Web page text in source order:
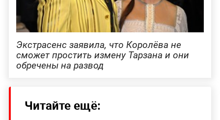
Экстрасенс заявила, что Королёва не
сможет простить измену Тарзана и они
обречены на развод
Читайте ещё: